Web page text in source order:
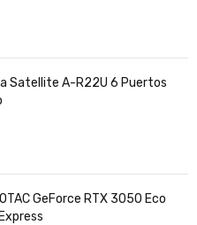
Satellite A-R22U 6 Puertos
GeForce RTX 3050 Eco